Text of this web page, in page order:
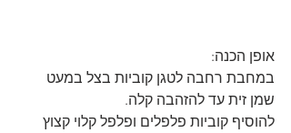
אופן הכנה:
במחבת רחבה לטגן קוביות בצל במעט
שמן זית עד להזהבה קלה.
להוסיף קוביות פלפלים ופלפל קלוי קצוץ